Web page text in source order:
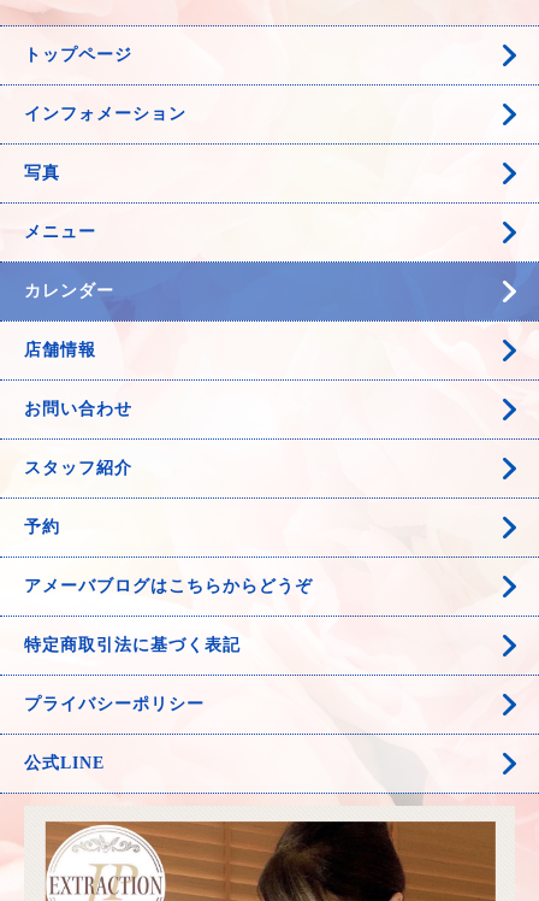
トップページ
インフォメーション
写真
メニュー
カレンダー
店舗情報
お問い合わせ
スタッフ紹介
予約
アメーバブログはこちらからどうぞ
特定商取引法に基づく表記
プライバシーポリシー
公式LINE